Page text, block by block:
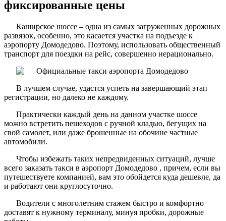
фиксированные цены
Каширское шоссе – одна из самых загруженных дорожных
развязок, особенно, это касается участка на подъезде к
аэропорту Домодедово. Поэтому, использовать общественный
транспорт для поездки на рейс, совершенно нерационально.
В лучшем случае, удастся успеть на завершающий этап
регистрации, но далеко не каждому.
Практически каждый день на данном участке шоссе
можно встретить пешеходов с ручной кладью, бегущих на
свой самолет, или даже брошенные на обочине частные
автомобили.
Чтобы избежать таких непредвиденных ситуаций, лучше
всего заказать такси в аэропорт Домодедово , причем, если вы
путешествуете компанией, вам это обойдется куда дешевле, да
и работают они круглосуточно.
Водители с многолетним стажем быстро и комфортно
доставят к нужному терминалу, минуя пробки, дорожные